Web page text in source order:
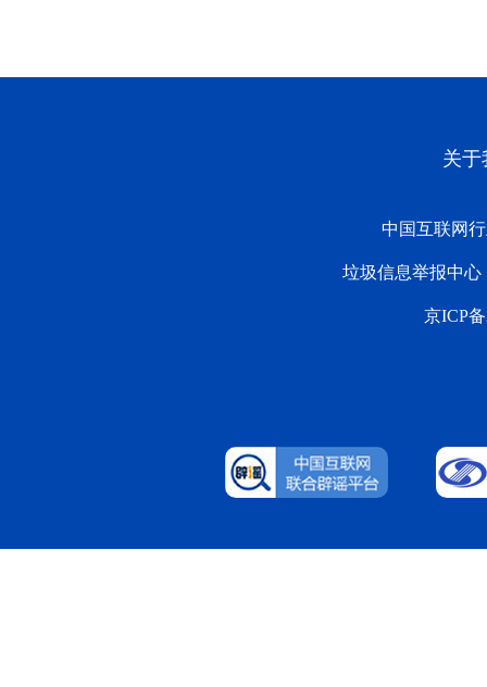
关于
中国互联网
垃圾信息举报中心
京ICP